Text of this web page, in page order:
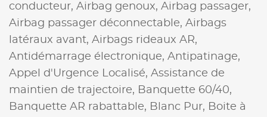
conducteur, Airbag genoux, Airbag passager,
Airbag passager déconnectable, Airbags
latéraux avant, Airbags rideaux AR,
Antidémarrage électronique, Antipatinage,
Appel d'Urgence Localisé, Assistance de
maintien de trajectoire, Banquette 60/40,
Banquette AR rabattable, Blanc Pur, Boite à